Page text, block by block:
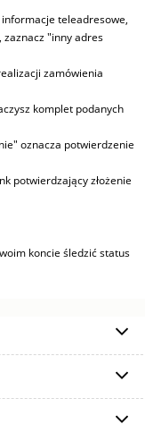
teleadresowe,
zaznacz "inny adres
zamówienia
komplet podanych
oznacza potwierdzenie
potwierdzający złożenie
koncie śledzić status